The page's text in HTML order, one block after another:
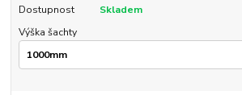
Dostupnost
Skladem
Výška šachty